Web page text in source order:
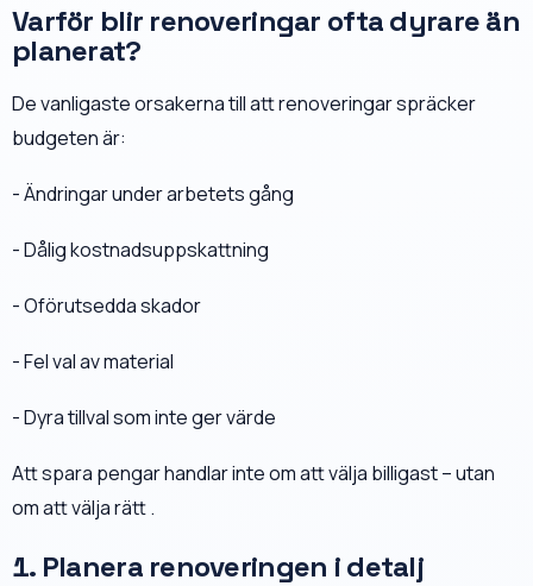
Varför blir renoveringar ofta dyrare än
planerat?
De vanligaste orsakerna till att renoveringar spräcker
budgeten är:
- Ändringar under arbetets gång
- Dålig kostnadsuppskattning
- Oförutsedda skador
- Fel val av material
- Dyra tillval som inte ger värde
Att spara pengar handlar inte om att välja billigast – utan
om att välja rätt .
1. Planera renoveringen i detalj